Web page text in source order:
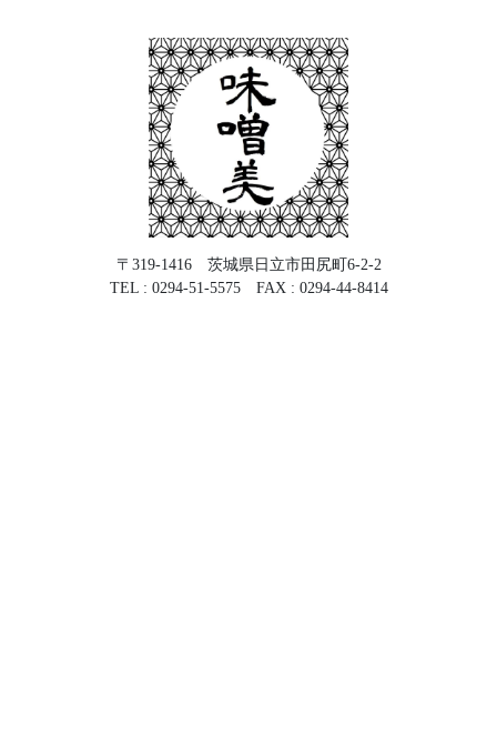
〒319-1416 茨城県日立市田尻町6-2-2
TEL : 0294-51-5575 FAX : 0294-44-8414